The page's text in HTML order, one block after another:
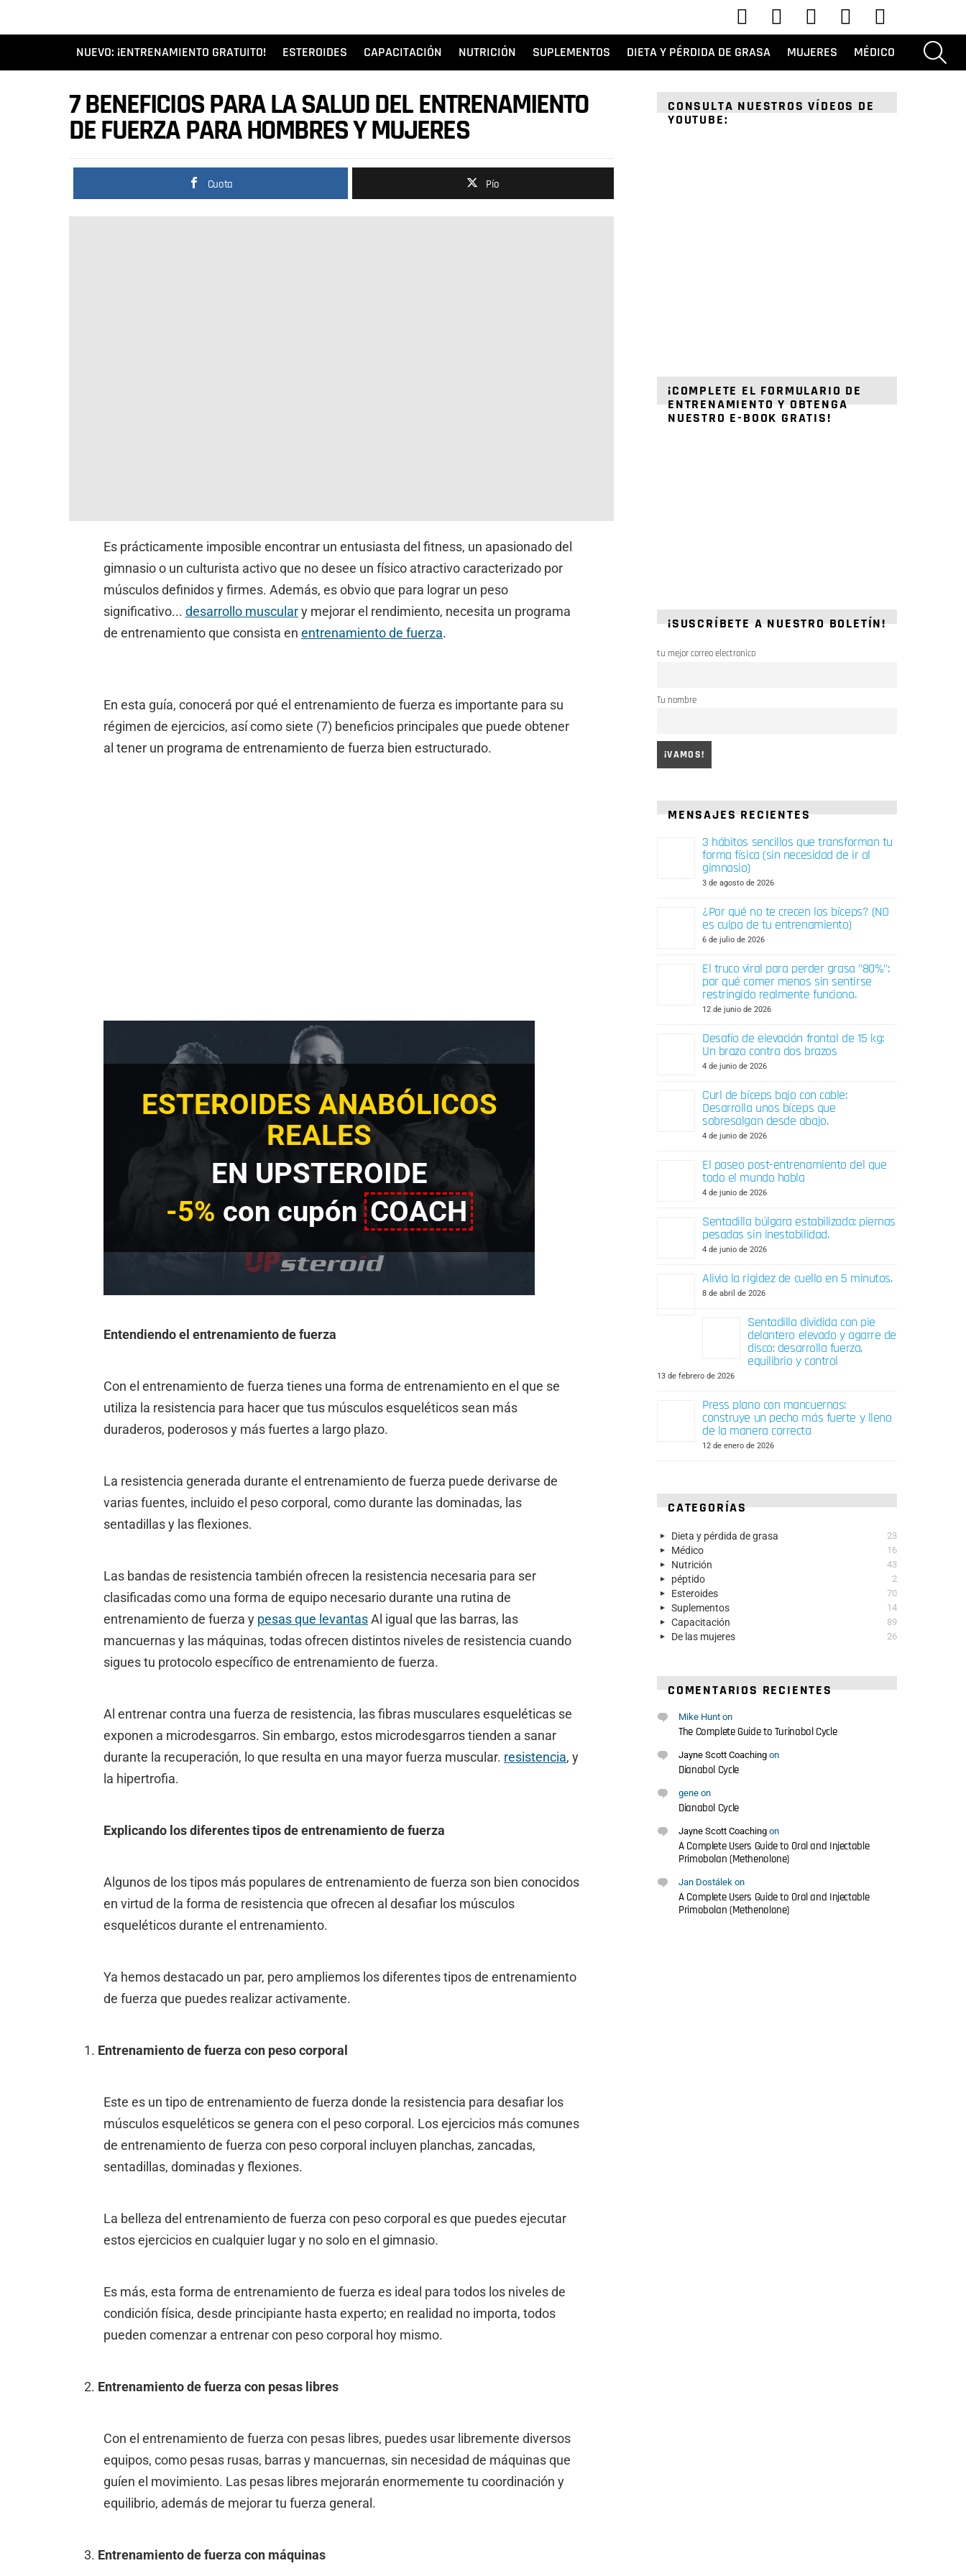
NUEVO: ¡ENTRENAMIENTO GRATUITO! ESTEROIDES CAPACITACIÓN NUTRICIÓN SUPLEMENTOS DIETA Y PÉRDIDA DE GRASA MUJERES MÉDICO
7 BENEFICIOS PARA LA SALUD DEL ENTRENAMIENTO
DE FUERZA PARA HOMBRES Y MUJERES
Cuota Pío
Es prácticamente imposible encontrar un entusiasta del fitness, un apasionado del
gimnasio o un culturista activo que no desee un físico atractivo caracterizado por
músculos definidos y firmes. Además, es obvio que para lograr un peso
significativo... desarrollo musculary mejorar el rendimiento, necesita un programa
de entrenamiento que consista en entrenamiento de fuerza.
En esta guía, conocerá por qué el entrenamiento de fuerza es importante para su
régimen de ejercicios, así como siete (7) beneficios principales que puede obtener
al tener un programa de entrenamiento de fuerza bien estructurado.
ESTEROIDES ANABÓLICOS
REALES
EN UPSTEROIDE
-5% con cupón COACH
Entendiendo el entrenamiento de fuerza
Con el entrenamiento de fuerza tienes una forma de entrenamiento en el que se
utiliza la resistencia para hacer que tus músculos esqueléticos sean más
duraderos, poderosos y más fuertes a largo plazo.
La resistencia generada durante el entrenamiento de fuerza puede derivarse de
varias fuentes, incluido el peso corporal, como durante las dominadas, las
sentadillas y las flexiones.
Las bandas de resistencia también ofrecen la resistencia necesaria para ser
clasificadas como una forma de equipo necesario durante una rutina de
entrenamiento de fuerza y pesas que levantasAl igual que las barras, las
mancuernas y las máquinas, todas ofrecen distintos niveles de resistencia cuando
sigues tu protocolo específico de entrenamiento de fuerza.
Al entrenar contra una fuerza de resistencia, las fibras musculares esqueléticas se
exponen a microdesgarros. Sin embargo, estos microdesgarros tienden a sanar
durante la recuperación, lo que resulta en una mayor fuerza muscular. resistencia, y
la hipertrofia.
Explicando los diferentes tipos de entrenamiento de fuerza
Algunos de los tipos más populares de entrenamiento de fuerza son bien conocidos
en virtud de la forma de resistencia que ofrecen al desafiar los músculos
esqueléticos durante el entrenamiento.
Ya hemos destacado un par, pero ampliemos los diferentes tipos de entrenamiento
de fuerza que puedes realizar activamente.
Entrenamiento de fuerza con peso corporal
Este es un tipo de entrenamiento de fuerza donde la resistencia para desafiar los
músculos esqueléticos se genera con el peso corporal. Los ejercicios más comunes
de entrenamiento de fuerza con peso corporal incluyen planchas, zancadas,
sentadillas, dominadas y flexiones.
La belleza del entrenamiento de fuerza con peso corporal es que puedes ejecutar
estos ejercicios en cualquier lugar y no solo en el gimnasio.
Es más, esta forma de entrenamiento de fuerza es ideal para todos los niveles de
condición física, desde principiante hasta experto; en realidad no importa, todos
pueden comenzar a entrenar con peso corporal hoy mismo.
Entrenamiento de fuerza con pesas libres
Con el entrenamiento de fuerza con pesas libres, puedes usar libremente diversos
equipos, como pesas rusas, barras y mancuernas, sin necesidad de máquinas que
guíen el movimiento. Las pesas libres mejorarán enormemente tu coordinación y
equilibrio, además de mejorar tu fuerza general.
Entrenamiento de fuerza con máquinas
CONSULTA NUESTROS VÍDEOS DE
YOUTUBE:
¡COMPLETE EL FORMULARIO DE
ENTRENAMIENTO Y OBTENGA
NUESTRO E-BOOK GRATIS!
¡SUSCRÍBETE A NUESTRO BOLETÍN!
tu mejor correo electronico
Tu nombre
MENSAJES RECIENTES
3 hábitos sencillos que transforman tu
forma física (sin necesidad de ir al
gimnasio)
3 de agosto de 2026
¿Por qué no te crecen los bíceps? (NO
es culpa de tu entrenamiento)
6 de julio de 2026
El truco viral para perder grasa "80%":
por qué comer menos sin sentirse
restringido realmente funciona.
12 de junio de 2026
Desafío de elevación frontal de 15 kg:
Un brazo contra dos brazos
4 de junio de 2026
Curl de bíceps bajo con cable:
Desarrolla unos bíceps que
sobresalgan desde abajo.
4 de junio de 2026
El paseo post-entrenamiento del que
todo el mundo habla
4 de junio de 2026
Sentadilla búlgara estabilizada: piernas
pesadas sin inestabilidad.
4 de junio de 2026
Alivia la rigidez de cuello en 5 minutos.
8 de abril de 2026
Sentadilla dividida con pie
delantero elevado y agarre de
disco: desarrolla fuerza,
equilibrio y control
13 de febrero de 2026
Press plano con mancuernas:
construye un pecho más fuerte y lleno
de la manera correcta
12 de enero de 2026
CATEGORÍAS
Dieta y pérdida de grasa 23
Médico 16
Nutrición 43
péptido 2
Esteroides 70
Suplementos 14
Capacitación 89
De las mujeres 26
COMENTARIOS RECIENTES
Mike Hunt on
The Complete Guide to Turinabol Cycle
Jayne Scott Coaching on
Dianabol Cycle
gene on
Dianabol Cycle
Jayne Scott Coaching on
A Complete Users Guide to Oral and Injectable
Primobolan (Methenolone)
Jan Dostálek on
A Complete Users Guide to Oral and Injectable
Primobolan (Methenolone)